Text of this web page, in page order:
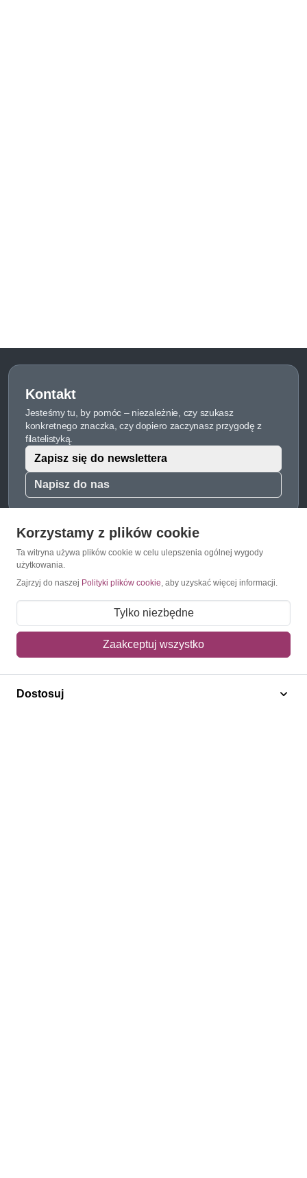
Kontakt
Jesteśmy tu, by pomóc – niezależnie, czy szukasz
konkretnego znaczka, czy dopiero zaczynasz przygodę z
filatelistyką.
Napisz do nas
Zapisz się do newslettera
O Znaczkopol.pl
O nas
Regulamin
Mapa strony
Korzystamy z plików cookie
Ta witryna używa plików cookie w celu ulepszenia ogólnej wygody
użytkowania.
Zajrzyj do naszej Polityki plików cookie, aby uzyskać więcej informacji.
Tylko niezbędne
Zaakceptuj wszystko
Dostosuj